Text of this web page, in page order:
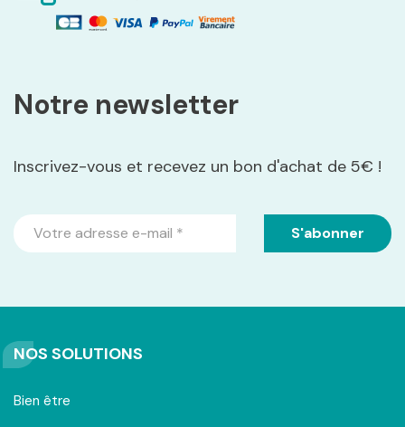
Notre newsletter
Inscrivez-vous et recevez un bon d'achat de 5€ !
NOS SOLUTIONS
Bien être